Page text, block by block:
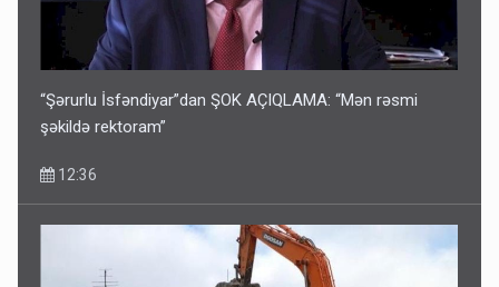
“Şərurlu İsfəndiyar”dan ŞOK AÇIQLAMA: “Mən rəsmi
şəkildə rektoram”
12:36